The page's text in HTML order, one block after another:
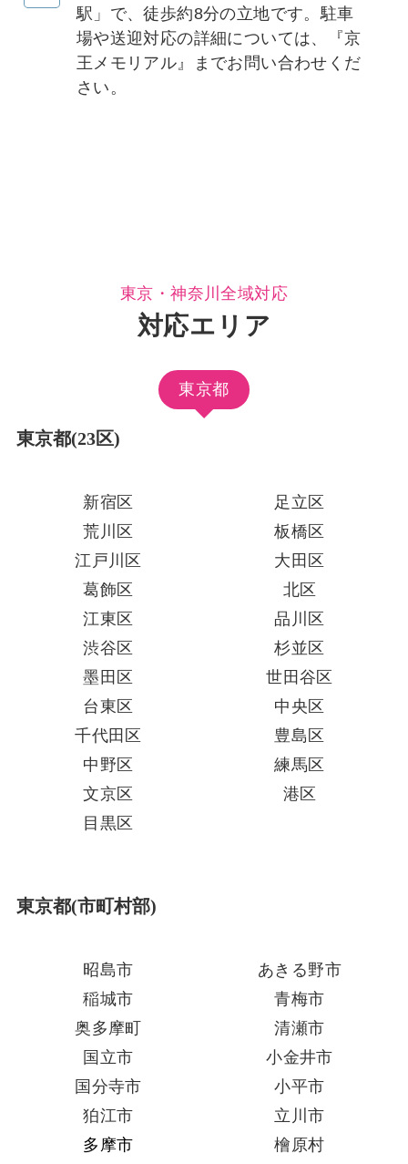
駅」で、徒歩約8分の立地です。駐車
場や送迎対応の詳細については、『京
王メモリアル』までお問い合わせくだ
さい。
東京・神奈川全域対応
対応エリア
東京都
東京都(23区)
新宿区
足立区
荒川区
板橋区
江戸川区
大田区
葛飾区
北区
江東区
品川区
渋谷区
杉並区
墨田区
世田谷区
台東区
中央区
千代田区
豊島区
中野区
練馬区
文京区
港区
目黒区
東京都(市町村部)
昭島市
あきる野市
稲城市
青梅市
奥多摩町
清瀬市
国立市
小金井市
国分寺市
小平市
狛江市
立川市
多摩市
檜原村